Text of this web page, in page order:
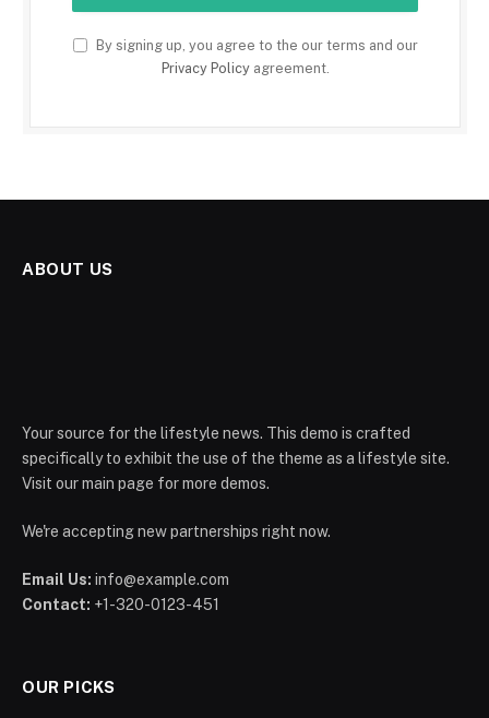
By signing up, you agree to the our terms and our
Privacy Policyagreement.
ABOUT US
Your source for the lifestyle news. This demo is crafted
specifically to exhibit the use of the theme as a lifestyle site.
Visit our main page for more demos.
We're accepting new partnerships right now.
Email Us: info@example.com
Contact: +1-320-0123-451
OUR PICKS